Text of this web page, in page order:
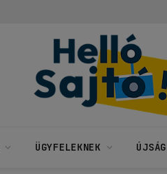
ÜGYFELEKNEK